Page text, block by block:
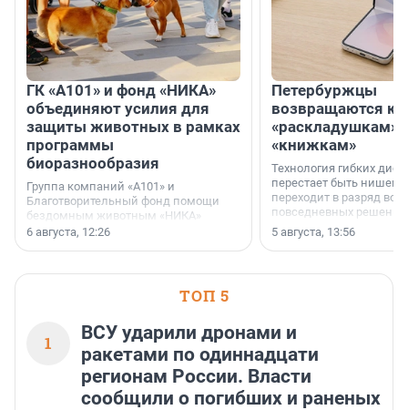
ГК «А101» и фонд «НИКА»
объединяют усилия для
защиты животных в рамках
программы
биоразнообразия
Группа компаний «А101» и
Благотворительный фонд помощи
бездомным животным «НИКА»
заключили соглашение о
6 августа, 12:26
Петербуржцы
возвращаются к
«раскладушкам»
«книжкам»
Технология гибких
перестает быть
переходит в разряд
повседневных
5 августа, 13:56
ТОП 5
1
ВСУ ударили дронами и
ракетами по одиннадцати
регионам России. Власти
сообщили о погибших и раненых